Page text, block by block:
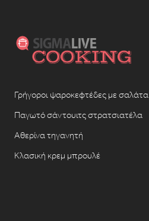
Γρήγοροι ψαροκεφτέδες με σαλάτα
Παγωτό σάντουιτς στρατσιατέλα
Αθερίνα τηγανητή
Κλασική κρεμ μπρουλέ